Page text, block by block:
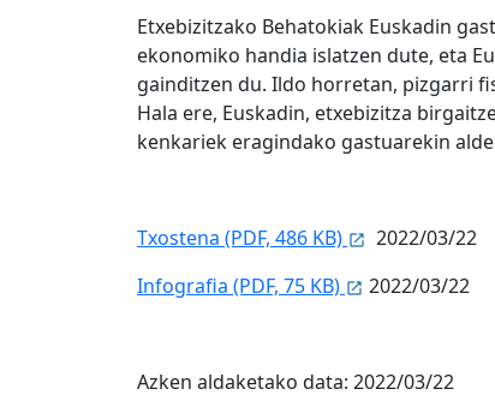
Etxebizitzako Behatokiak Euskadin
ekonomiko handia islatzen dute, eta
gainditzen du. Ildo horretan, pizgarri
Hala ere, Euskadin, etxebizitza
kenkariek eragindako gastuarekin
Txostena (PDF, 486 KB)
2022/03/22
Infografia (PDF, 75 KB)
2022/03/22
Azken aldaketako data: 2022/03/22